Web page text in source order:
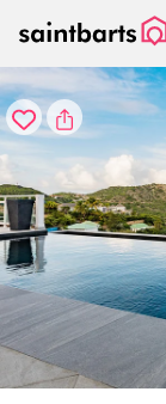
Panel de gestión